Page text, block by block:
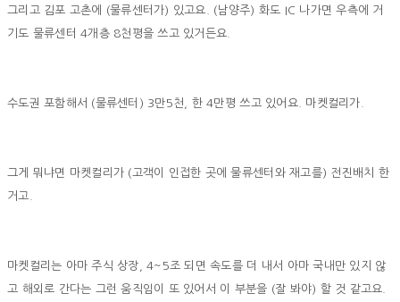
그리고 김포 고촌에 (물류센터가) 있고요. (남양주) 화도 IC 나가면 우측에 거
기도 물류센터 4개층 8천평을 쓰고 있거든요.
수도권 포함해서 (물류센터) 3만5천, 한 4만평 쓰고 있어요. 마켓컬리가.
그게 뭐냐면 마켓컬리가 (고객이 인접한 곳에 물류센터와 재고를) 전진배치 한
거고.
마켓컬리는 아마 주식 상장, 4~5조 되면 속도를 더 내서 아마 국내만 있지 않
고 해외로 간다는 그런 움직임이 또 있어서 이 부분을 (잘 봐야) 할 것 같고요.